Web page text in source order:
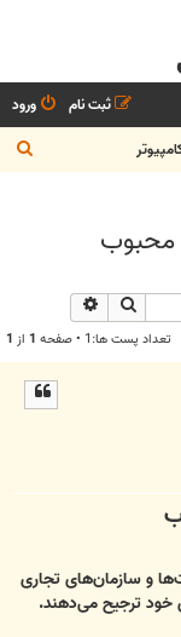
ورود
ثبت نام
س
محبوب
جستجو
تعداد پست ها:1 • صفحه 1 از 1
و سازمان‌های تجاری
خود ترجیح می‌دهند.